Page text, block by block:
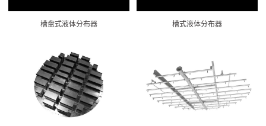
槽盘式液体分布器 槽式液体分布器